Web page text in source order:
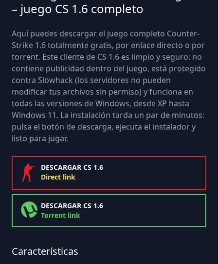
– juego CS 1.6 completo
Aquí puedes descargar el juego completo Counter-
Strike 1.6 totalmente gratis, por enlace directo o por
torrent. Este cliente de CS 1.6 es limpio y seguro: no
contiene publicidad dentro del juego, está protegido
contra Slowhack (los servidores no pueden
modificar tus archivos sin permiso) y funciona en
todas las versiones de Windows, desde XP hasta
Windows 11. La instalación tarda un par de minutos:
pulsa el botón de descarga, ejecuta el instalador y
listo para jugar.
DESCARGAR CS 1.6
Direct link
DESCARGAR CS 1.6
Torrent link
Características